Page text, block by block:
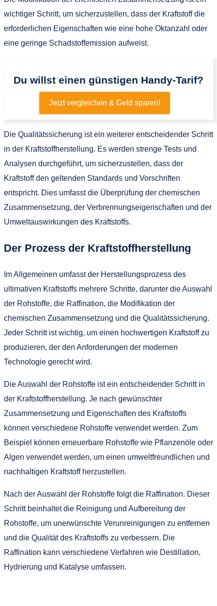
wichtiger Schritt, um sicherzustellen, dass der Kraftstoff die
erforderlichen Eigenschaften wie eine hohe Oktanzahl oder
eine geringe Schadstoffemission aufweist.
Du willst einen günstigen Handy-Tarif?
Jetzt vergleichen & Geld sparen!
Die Qualitätssicherung ist ein weiterer entscheidender Schritt
in der Kraftstoffherstellung. Es werden strenge Tests und
Analysen durchgeführt, um sicherzustellen, dass der
Kraftstoff den geltenden Standards und Vorschriften
entspricht. Dies umfasst die Überprüfung der chemischen
Zusammensetzung, der Verbrennungseigenschaften und der
Umweltauswirkungen des Kraftstoffs.
Der Prozess der Kraftstoffherstellung
Im Allgemeinen umfasst der Herstellungsprozess des
ultimativen Kraftstoffs mehrere Schritte, darunter die Auswahl
der Rohstoffe, die Raffination, die Modifikation der
chemischen Zusammensetzung und die Qualitätssicherung.
Jeder Schritt ist wichtig, um einen hochwertigen Kraftstoff zu
produzieren, der den Anforderungen der modernen
Technologie gerecht wird.
Die Auswahl der Rohstoffe ist ein entscheidender Schritt in
der Kraftstoffherstellung. Je nach gewünschter
Zusammensetzung und Eigenschaften des Kraftstoffs
können verschiedene Rohstoffe verwendet werden. Zum
Beispiel können erneuerbare Rohstoffe wie Pflanzenöle oder
Algen verwendet werden, um einen umweltfreundlichen und
nachhaltigen Kraftstoff herzustellen.
Nach der Auswahl der Rohstoffe folgt die Raffination. Dieser
Schritt beinhaltet die Reinigung und Aufbereitung der
Rohstoffe, um unerwünschte Verunreinigungen zu entfernen
und die Qualität des Kraftstoffs zu verbessern. Die
Raffination kann verschiedene Verfahren wie Destillation,
Hydrierung und Katalyse umfassen.